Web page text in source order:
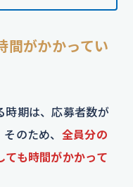
間がかかってい
時期は、応募者数が
のため、 全員分の
も時間がかかって